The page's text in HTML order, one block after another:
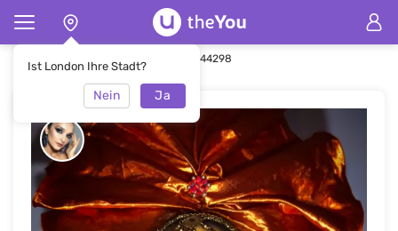
Ist London Ihre Stadt?
Nein Ja
Hauptseite Make-up Make-up #44298